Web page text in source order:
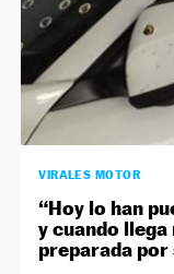
VIRALES MOTOR
“Hoy lo han
y cuando llega
preparada